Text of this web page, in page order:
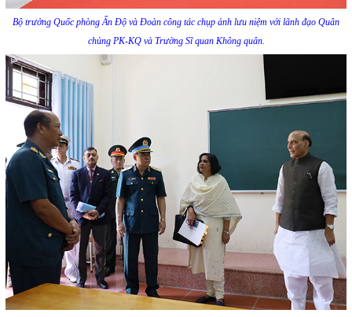
Bộ trưởng Quốc phòng Ấn Độ và Đoàn công tác chụp ảnh lưu niệm với lãnh đạo Quân
chủng PK-KQ và Trường Sĩ quan Không quân.